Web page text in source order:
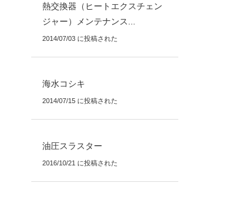
熱交換器（ヒートエクスチェン
ジャー）メンテナンス...
2014/07/03 に投稿された
海水コシキ
2014/07/15 に投稿された
油圧スラスター
2016/10/21 に投稿された